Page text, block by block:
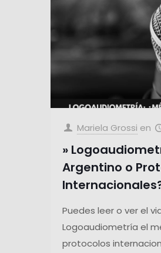
Mariela Grossi en
»
Argentino o
Puedes leer o ver el
Logoaudiometría el
protocolos